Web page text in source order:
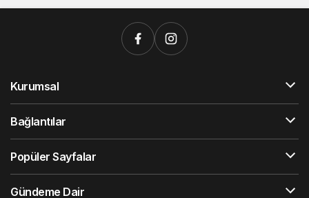
Kurumsal
Bağlantılar
Popüler Sayfalar
Gündeme Dair